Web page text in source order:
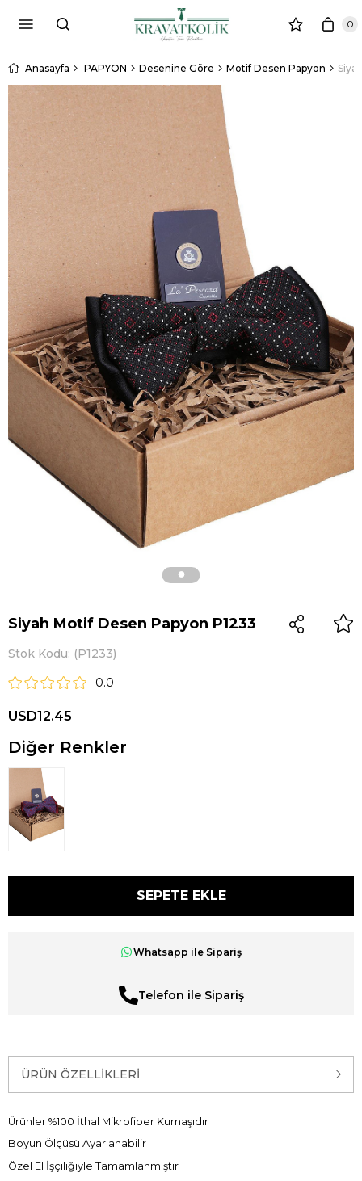
0
Anasayfa PAPYON Desenine Göre Motif Desen Papyon
Siyah Motif Desen Papyon P1233
Stok Kodu (P1233)
0.0
USD12.45
Diğer Renkler
Whatsapp ile Sipariş
Telefon ile Sipariş
ÜRÜN ÖZELLIKLERI
Ürünler %100 İthal Mikrofiber Kumaşıdır
Boyun Ölçüsü Ayarlanabilir
Özel El İşçiliğiyle Tamamlanmıştır